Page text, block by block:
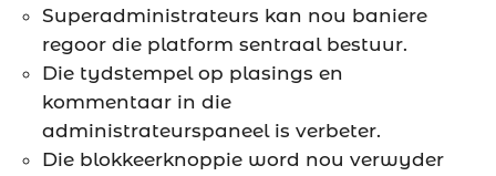
Superadministrateurs kan nou baniere
regoor die platform sentraal bestuur.
Die tydstempel op plasings en
kommentaar in die
administrateurspaneel is verbeter.
Die blokkeerknoppie word nou verwyder